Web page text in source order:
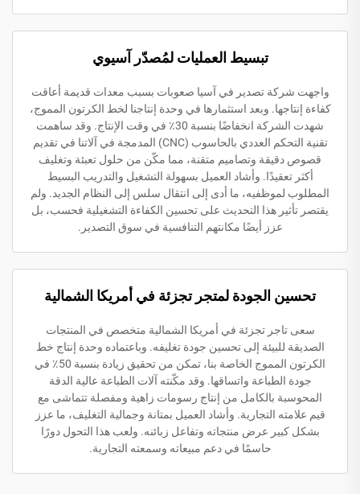
تبسيط العمليات لمُصدّر آسيوي
واجهت شركة تصدير في آسيا صعوبات بسبب معدات قديمة أعاقت
كفاءة إنتاجها. وبعد استثمارها في وحدة إنتاجنا لخط الكرتون المموج،
شهدت الشركة انخفاضًا بنسبة 30٪ في وقت الإنتاج. وقد ساهمت
تقنية التحكم العددي بالحاسوب (CNC) المدمجة في آلاتنا في تقديم
قصوص دقيقة وتصاميم متقنة، مما مكّن من حلول تعبئة وتغليف
أكثر تعقيدًا. وأشاد العميل بسهولة التشغيل والتدريب البسيط
المطلوب لموظفيه، ما أدى إلى انتقال سلس إلى النظام الجديد. ولم
يقتصر تأثير هذا التحديث على تحسين الكفاءة التشغيلية فحسب، بل
عزز أيضًا مكانتهم التنافسية في سوق التصدير.
تحسين الجودة لمتجر تجزئة في أمريكا الشمالية
سعى تاجر تجزئة في أمريكا الشمالية متخصص في المنتجات
الصديقة للبيئة إلى تحسين جودة تغليفه. وباعتماده وحدة إنتاج خط
الكرتون المموج الخاصة بنا، تمكن من تحقيق زيادة بنسبة 50٪ في
جودة الطباعة واتساقها. وقد مكّنته آلات الطباعة عالية الدقة
المحوسبة بالكامل من إنتاج رسومات زاهية ومفصلة تتماشى مع
قيم علامته التجارية. وأشاد العميل بمتانة وجمالية التغليف، ما عزز
بشكل كبير عرض منتجاته وتفاعل زبائنه. ولعب هذا التحول دورًا
حاسمًا في دعم مبيعاته وسمعته التجارية.